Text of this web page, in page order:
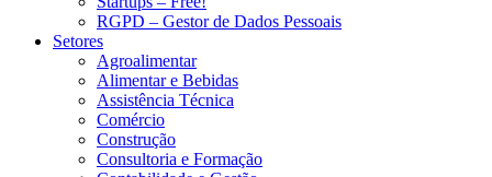
RGPD – Gestor de Dados Pessoais
Setores
Agroalimentar
Alimentar e Bebidas
Assistência Técnica
Comércio
Construção
Consultoria e Formação